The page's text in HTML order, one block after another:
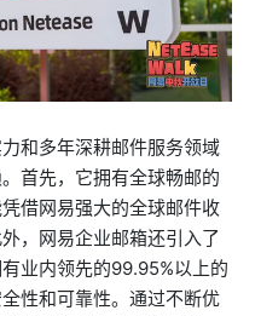
和多年深耕邮件服务领域
首先，它拥有全球畅邮的
借网易强大的全球邮件收
，网易企业邮箱还引入了
业内领先的99.95%以上的
性和可靠性。通过不断优